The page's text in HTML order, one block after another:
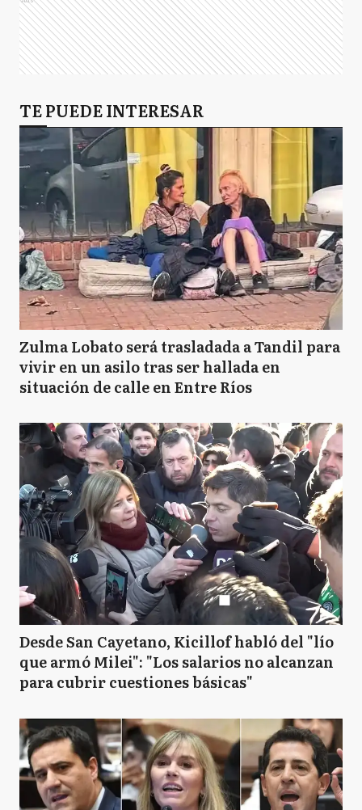
TE PUEDE INTERESAR
Zulma Lobato será trasladada a Tandil para
vivir en un asilo tras ser hallada en
situación de calle en Entre Ríos
Desde San Cayetano, Kicillof habló del "lío
que armó Milei": "Los salarios no alcanzan
para cubrir cuestiones básicas"